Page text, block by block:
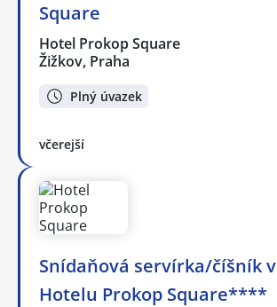
Square
Hotel Prokop Square
Žižkov, Praha
Plný úvazek
včerejší
Snídaňová servírka/číšník v
Hotelu Prokop Square****